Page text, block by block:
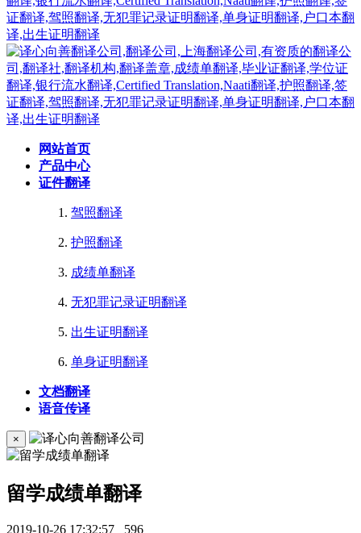
网站首页
产品中心
证件翻译
驾照翻译
护照翻译
成绩单翻译
无犯罪记录证明翻译
出生证明翻译
单身证明翻译
文档翻译
语音传译
×
留学成绩单翻译
2019-10-26 17:32:57 596